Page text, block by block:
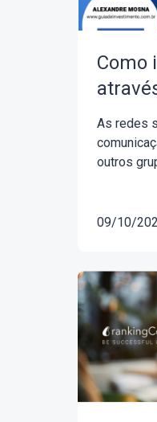
Como
As redes
outros
09/10/